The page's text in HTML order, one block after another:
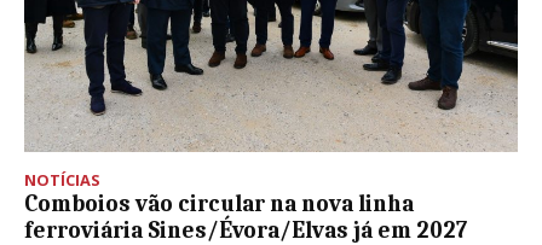
NOTÍCIAS
Comboios vão circular na nova linha
ferroviária Sines/Évora/Elvas já em 2027